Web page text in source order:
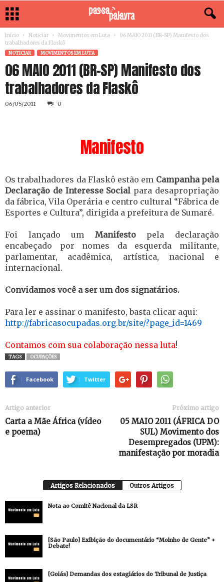
Início Noticiar Movimentos em Luta
06 MAIO 2011 (BR-SP) Manifesto dos
trabalhadores da Flaskô
NOTICIAR MOVIMENTOS EM LUTA
06 MAIO 2011 (BR-SP) Manifesto dos
trabalhadores da Flaskô
06/05/2011 0
Manifesto
Os trabalhadores da Flaskô estão em Campanha pela
Declaração de Interesse Social para desapropriação
da fábrica, Vila Operária e centro cultural “Fábrica de
Esportes e Cultura”, dirigida a prefeitura de Sumaré.
Foi lançado um Manifestopela declaração
encabeçado por nomes da esquerda militante,
parlamentar, acadêmica, artística, nacional e
internacional.
Convidamos você a ser um dos signatários.
Para ler e assinar o manifesto, basta clicar aqui:
http://fabricasocupadas.org.br/site/?page_id=1469
Contamos com sua colaboração nessa luta!
TAGS OCUPAÇÕES
Facebook Twitter
Artigo anterior
Carta a Mãe África (vídeo
e poema)
Próximo artigo
05 MAIO 2011 (ÁFRICA DO
SUL) Movimento dos
Desempregados (UPM):
manifestação por moradia
Artigos Relacionados Outros Artigos
Nota ao Comitê Nacional da LSR
[São Paulo] Exibição do documentário “Moinho de Gente” +
Debate!
[Goiás] Demandas dos estagiários do Tribunal de Justiça